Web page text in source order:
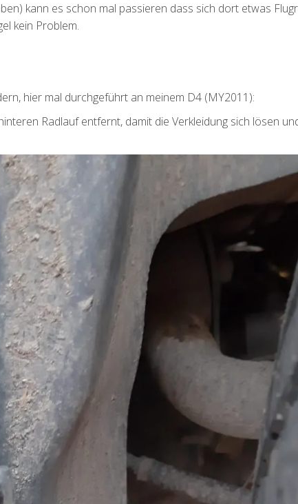
kann es schon mal passieren dass sich dort etwas
kein Problem.
hier mal durchgeführt an meinem D4 (MY2011):
Radlauf entfernt, damit die Verkleidung sich lösen